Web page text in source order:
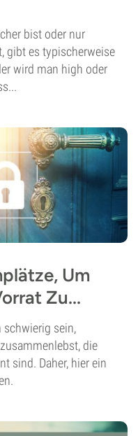
bist oder nur
gibt es typischerweise
wird man high oder
Um
Zu...
schwierig sein,
die
sind. Daher, hier ein